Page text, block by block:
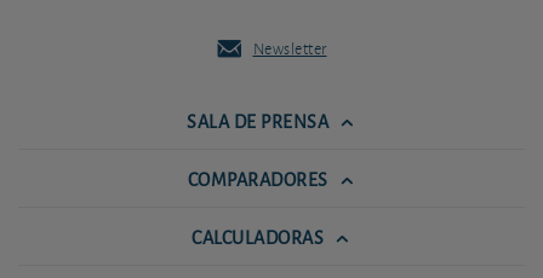
Newsletter
SALA DE PRENSA
COMPARADORES
CALCULADORAS